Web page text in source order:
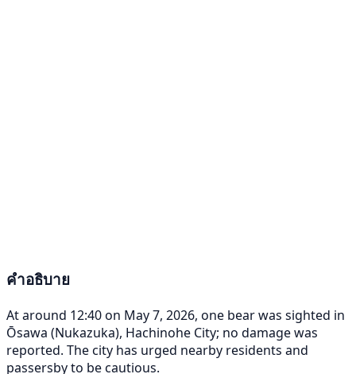
คำอธิบาย
At around 12:40 on May 7, 2026, one bear was sighted in
Ōsawa (Nukazuka), Hachinohe City; no damage was
reported. The city has urged nearby residents and
passersby to be cautious.